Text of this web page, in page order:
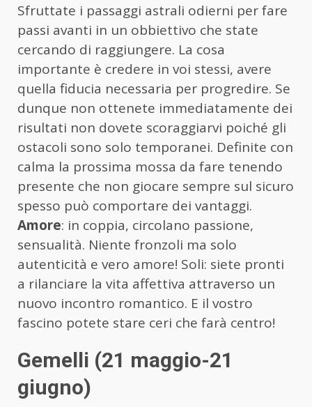
Sfruttate i passaggi astrali odierni per fare
passi avanti in un obbiettivo che state
cercando di raggiungere. La cosa
importante è credere in voi stessi, avere
quella fiducia necessaria per progredire. Se
dunque non ottenete immediatamente dei
risultati non dovete scoraggiarvi poiché gli
ostacoli sono solo temporanei. Definite con
calma la prossima mossa da fare tenendo
presente che non giocare sempre sul sicuro
spesso può comportare dei vantaggi.
Amore: in coppia, circolano passione,
sensualità. Niente fronzoli ma solo
autenticità e vero amore! Soli: siete pronti
a rilanciare la vita affettiva attraverso un
nuovo incontro romantico. E il vostro
fascino potete stare ceri che farà centro!
Gemelli (21 maggio-21
giugno)